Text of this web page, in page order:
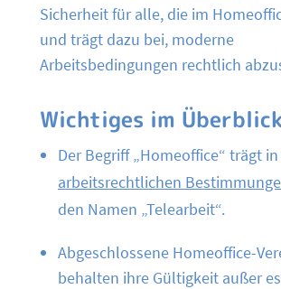
Sicherheit für alle, die im
und trägt dazu bei, moderne
Arbeitsbedingungen rechtlich
Wichtiges im
Der Begriff „Homeoffice“ trägt
arbeitsrechtlichen
den Namen „Telearbeit“.
Abgeschlossene Homeoffice-
behalten ihre Gültigkeit außer